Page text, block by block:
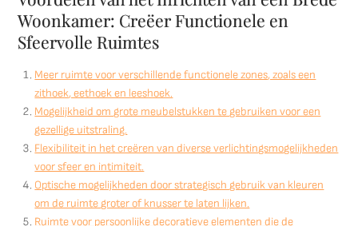
Woonkamer: Creëer Functionele en
Sfeervolle Ruimtes
Meer ruimte voor verschillende functionele zones, zoals een
zithoek, eethoek en leeshoek.
Mogelijkheid om grote meubelstukken te gebruiken voor een
gezellige uitstraling.
Flexibiliteit in het creëren van diverse verlichtingsmogelijkheden
voor sfeer en intimiteit.
Optische mogelijkheden door strategisch gebruik van kleuren
om de ruimte groter of knusser te laten lijken.
Ruimte voor persoonlijke decoratieve elementen die de